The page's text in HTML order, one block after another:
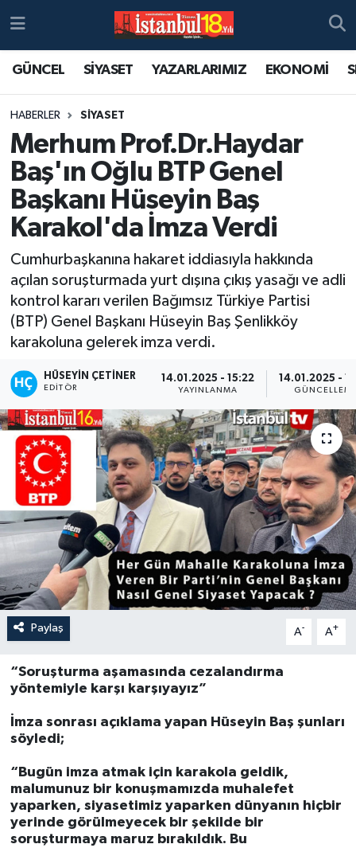
GÜNCEL SİYASET YAZARLARIMIZ EKONOMİ
HABERLER SİYASET
Merhum Prof.Dr.Haydar
Baş'ın Oğlu BTP Genel
Başkanı Hüseyin Baş
Karakol'da İmza Verdi
Cumhurbaşkanına hakaret iddiasıyla hakkında
açılan soruşturmada yurt dışına çıkış yasağı ve adli
kontrol kararı verilen Bağımsız Türkiye Partisi
(BTP) Genel Başkanı Hüseyin Baş Şenlikköy
karakoluna gelerek imza verdi.
HÜSEYIN ÇETINER
EDITÖR
14.01.2025 - 15:22
YAYINLANMA
14.01.2025 -
Paylaş A- A+
“Soruşturma aşamasında cezalandırma
yöntemiyle karşı karşıyayız”
İmza sonrası açıklama yapan Hüseyin Baş şunları
söyledi;
“Bugün imza atmak için karakola geldik,
malumunuz bir konuşmamızda muhalefet
yaparken, siyasetimiz yaparken dünyanın hiçbir
yerinde görülmeyecek bir şekilde bir
soruşturmaya maruz bırakıldık. Bu